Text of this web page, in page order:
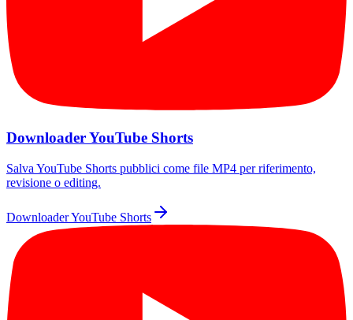
Downloader YouTube Shorts
Salva YouTube Shorts pubblici come file MP4 per riferimento,
revisione o editing.
Downloader YouTube Shorts